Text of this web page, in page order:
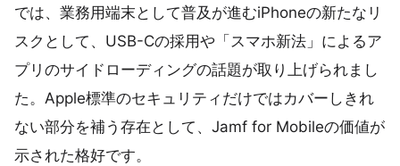
では、業務用端末として普及が進むiPhoneの新たなリ
スクとして、USB-Cの採用や「スマホ新法」によるア
プリのサイドローディングの話題が取り上げられまし
た。Apple標準のセキュリティだけではカバーしきれ
ない部分を補う存在として、Jamf for Mobileの価値が
示された格好です。